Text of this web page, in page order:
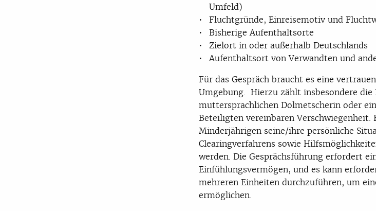
Umfeld)
Fluchtgründe, Einreisemotiv und
Bisherige Aufenthaltsorte
Zielort in oder außerhalb Deutschlands
Aufenthaltsort von Verwandten und
Für das Gespräch braucht es eine
Umgebung. Hierzu zählt insbesondere die
muttersprachlichen Dolmetscherin oder
Beteiligten vereinbaren
Minderjährigen seine/ihre persönliche
Clearingverfahrens sowie
werden. Die Gesprächsführung erfordert
Einfühlungsvermögen, und es kann
mehreren Einheiten durchzuführen, um
ermöglichen.